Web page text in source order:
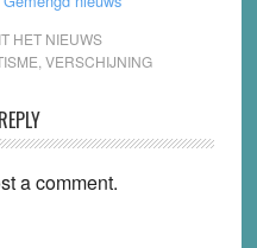
HET NIEUWS
VERSCHIJNING
a comment.